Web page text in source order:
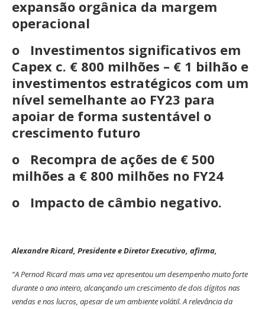
expansão orgânica da margem
operacional
o Investimentos significativos em
Capex c. € 800 milhões – € 1 bilhão e
investimentos estratégicos com um
nível semelhante ao FY23 para
apoiar de forma sustentável o
crescimento futuro
o Recompra de ações de € 500
milhões a € 800 milhões no FY24
o Impacto de câmbio negativo.
Alexandre Ricard, Presidente e Diretor Executivo, afirma,
“A Pernod Ricard mais uma vez apresentou um desempenho muito forte
durante o ano inteiro, alcançando um crescimento de dois dígitos nas
vendas e nos lucros, apesar de um ambiente volátil. A relevância da